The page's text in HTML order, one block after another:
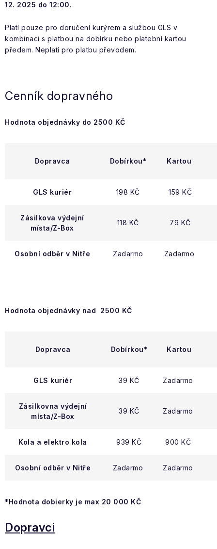
BLOG Doprava a platba Vrácení a výměna zboží
12. 2025 do 12:00.
Platí pouze pro doručení kurýrem a službou GLS v
kombinaci s platbou na dobírku nebo platební kartou
předem. Neplatí pro platbu převodem.
Cenník dopravného
Hodnota objednávky do 2500 KČ
Dopravca Dobírkou* Kartou
GLS kuriér 198 KČ 159 KČ
Zásilkova výdejní
místa/Z-Box
118 KČ 79 KČ
Osobní odběr v Nitře Zadarmo Zadarmo
Hodnota objednávky nad 2500 KČ
Dopravca Dobírkou* Kartou
GLS kuriér 39 KČ Zadarmo
Zásilkovna výdejní
místa/Z-Box
39 KČ Zadarmo
Kola a elektro kola 939 KČ 900 KČ
Osobní odběr v Nitře Zadarmo Zadarmo
*Hodnota dobierky je max 20 000 KČ
Dopravci